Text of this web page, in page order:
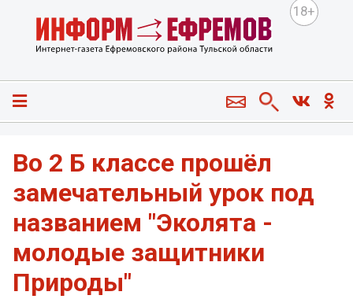
18+
Во 2 Б классе прошёл
замечательный урок под
названием "Эколята -
молодые защитники
Природы"